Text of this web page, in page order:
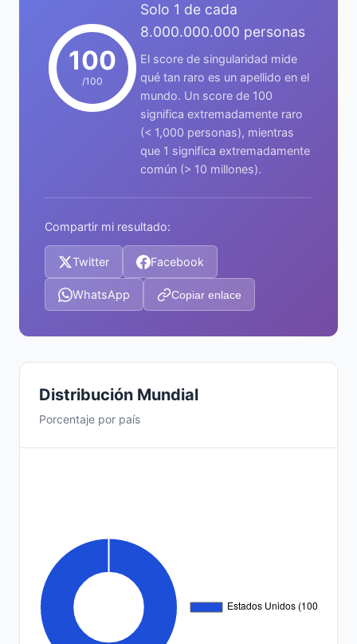
100
/100
Solo 1 de cada
8.000.000.000 personas
El score de singularidad mide
qué tan raro es un apellido en el
mundo. Un score de 100
significa extremadamente raro
(< 1,000 personas), mientras
que 1 significa extremadamente
común (> 10 millones).
Compartir mi resultado:
Twitter Facebook
WhatsApp Copiar enlace
Distribución Mundial
Porcentaje por país